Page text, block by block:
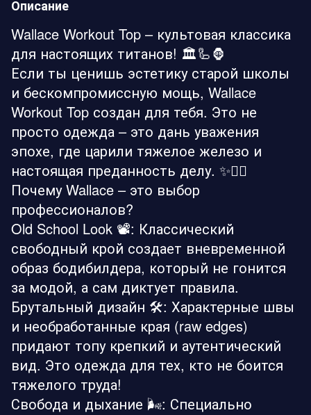
Описание
Wallace Workout Top – культовая классика
для настоящих титанов! 🏛️🦾🦍
Если ты ценишь эстетику старой школы
и бескомпромиссную мощь, Wallace
Workout Top создан для тебя. Это не
просто одежда – это дань уважения
эпохе, где царили тяжелое железо и
настоящая преданность делу. ✨🏋️‍♂️
Почему Wallace – это выбор
профессионалов?
Old School Look 📽️: Классический
свободный крой создает вневременной
образ бодибилдера, который не гонится
за модой, а сам диктует правила.
Брутальный дизайн 🛠️: Характерные швы
и необработанные края (raw edges)
придают топу крепкий и аутентический
вид. Это одежда для тех, кто не боится
тяжелого труда!
Свобода и дыхание 🌬️: Специально